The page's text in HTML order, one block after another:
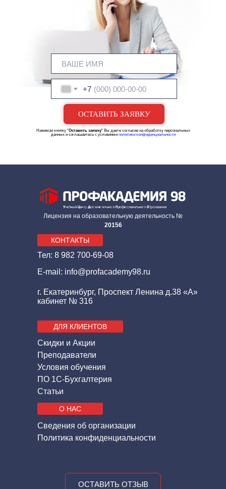
+7
ОСТАВИТЬ ЗАЯВКУ
Нажимая кнопку "Оставить заявку" Вы даете согласие на обработку персональных
данных и соглашаетесь с условиями политики конфиденциальности
О НАС
Сведения об организации
Политика конфиденциальности
ДЛЯ КЛИЕНТОВ
Скидки и Акции
Преподаватели
Условия обучения
ПО 1С-Бухгалтерия
Статьи
Лицензия на образовательную деятельность №
20156
E-mail: info@profacademy98.ru
Тел: 8 982 700-69-08
г. Екатеринбург, Проспект Ленина д.38 «А»
кабинет № 316
КОНТАКТЫ
ОСТАВИТЬ ОТЗЫВ